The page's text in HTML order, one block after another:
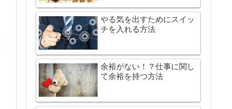
やる気を出すためにスイッ
チを入れる方法
余裕がない！？仕事に関し
て余裕を持つ方法